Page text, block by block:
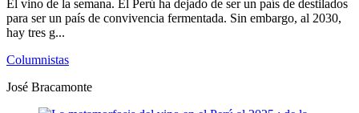
El vino de la semana. El Perú ha dejado de ser un país de destilados
para ser un país de convivencia fermentada. Sin embargo, al 2030,
hay tres g...
Columnistas
José Bracamonte